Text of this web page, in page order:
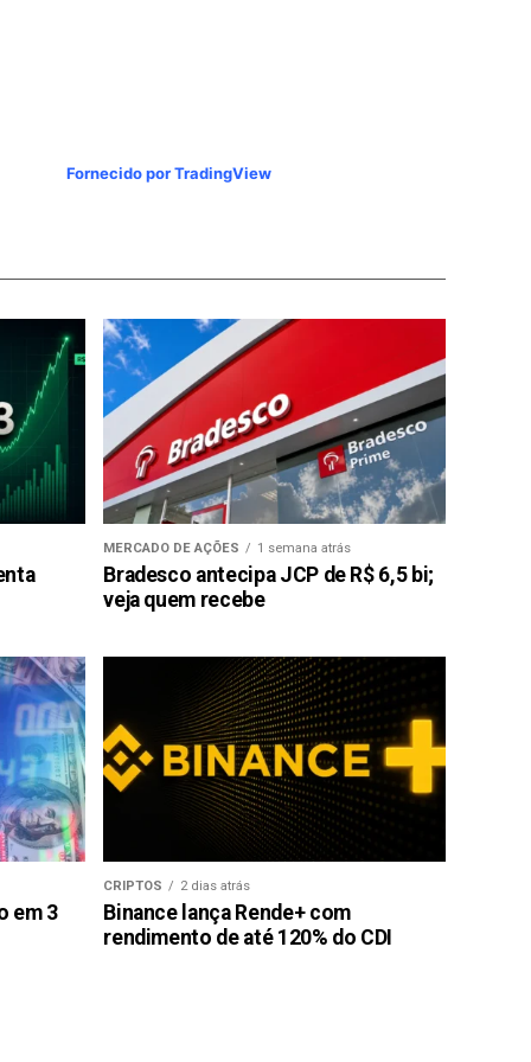
Fornecido por TradingView
MERCADO DE AÇÕES 1 semana atrás
Bradesco antecipa JCP de R$ 6,5 bi;
veja quem recebe
em 3
CRIPTOS 2 dias atrás
Binance lança Rende+ com
rendimento de até 120% do CDI